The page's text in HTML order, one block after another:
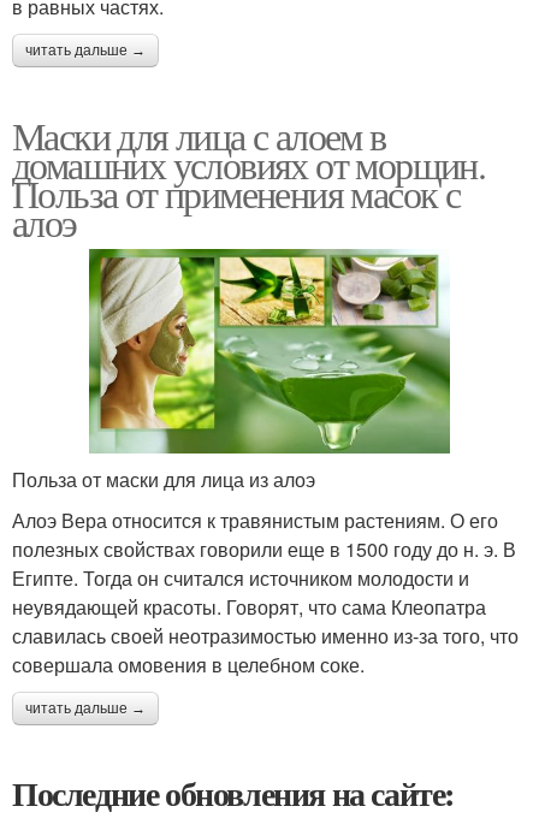
в равных частях.
читать дальше →
Маски для лица с алоем в
домашних условиях от морщин.
Польза от применения масок с
алоэ
Польза от маски для лица из алоэ
Алоэ Вера относится к травянистым растениям. О его
полезных свойствах говорили еще в 1500 году до н. э. В
Египте. Тогда он считался источником молодости и
неувядающей красоты. Говорят, что сама Клеопатра
славилась своей неотразимостью именно из-за того, что
совершала омовения в целебном соке.
читать дальше →
Последние обновления на сайте: